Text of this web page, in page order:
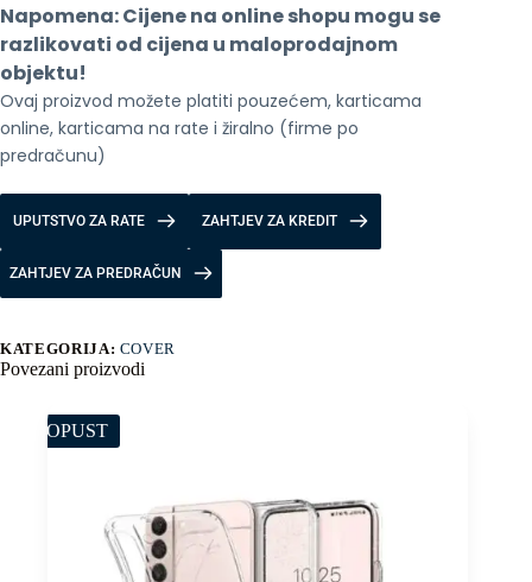
with
Ring
Indigo
količina
Napomena: Cijene na online shopu mogu se
razlikovati od cijena u maloprodajnom
objektu!
Ovaj proizvod možete platiti pouzećem, karticama
online, karticama na rate i žiralno (firme po
predračunu)
UPUTSTVO ZA RATE ZAHTJEV ZA KREDIT
ZAHTJEV ZA PREDRAČUN
KATEGORIJA: COVER
Povezani proizvodi
POPUST